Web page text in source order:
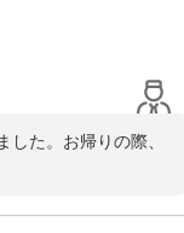
きました。ありがと
す。今度はこだわり
た。お帰りの際、
と、安心いたしま
また機会がございま